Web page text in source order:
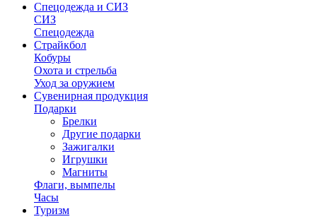
Спецодежда и СИЗ
СИЗ
Спецодежда
Страйкбол
Кобуры
Охота и стрельба
Уход за оружием
Сувенирная продукция
Подарки
Брелки
Другие подарки
Зажигалки
Игрушки
Магниты
Флаги, вымпелы
Часы
Туризм